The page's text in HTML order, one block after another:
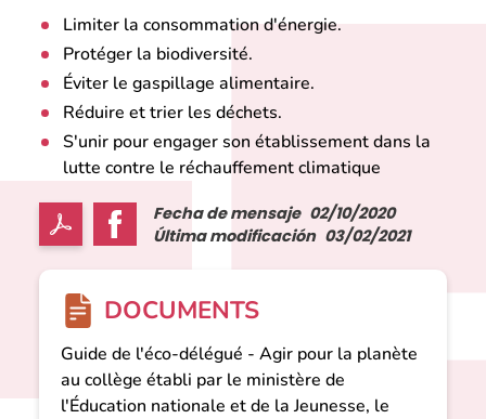
Limiter la consommation d'énergie.
Protéger la biodiversité.
Éviter le gaspillage alimentaire.
Réduire et trier les déchets.
S'unir pour engager son établissement dans la
lutte contre le réchauffement climatique
Fecha de mensaje 02/10/2020
Última modificación 03/02/2021
DOCUMENTS
Guide de l'éco-délégué - Agir pour la planète
au collège établi par le ministère de
l'Éducation nationale et de la Jeunesse, le